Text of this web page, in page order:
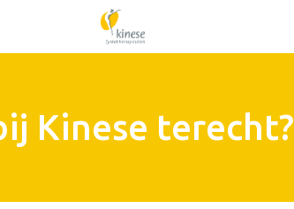
Kinese terecht?